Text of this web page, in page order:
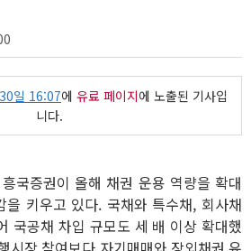
일 16:07에 유료 페이지에 노출된 기사입
니다.
국증권이 올해 채권 운용 역량을 확대
을 키우고 있다. 국채와 특수채, 회사채
국공채 차입 규모도 세 배 이상 확대했